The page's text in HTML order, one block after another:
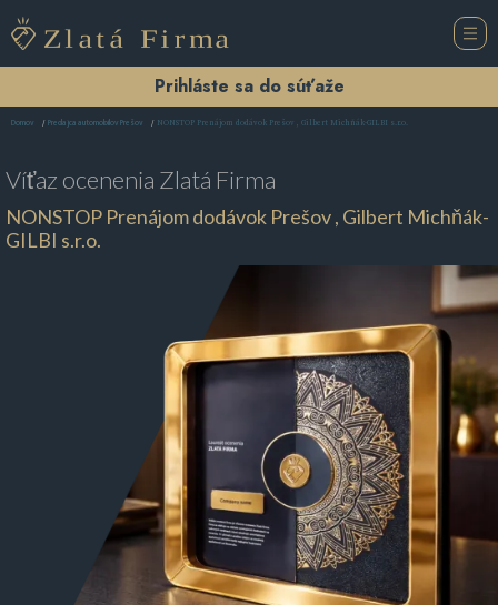
Prihláste sa do súťaže
Domov Predajca automobilov Prešov NONSTOP Prenájom dodávok Prešov , Gilbert Michňák-GILBI s.r.o.
Víťaz ocenenia Zlatá Firma
NONSTOP Prenájom dodávok Prešov , Gilbert Michňák-
GILBI s.r.o.